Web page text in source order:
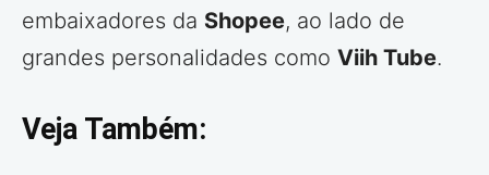
embaixadores da Shopee, ao lado de
grandes personalidades como Viih Tube.
Veja Também: